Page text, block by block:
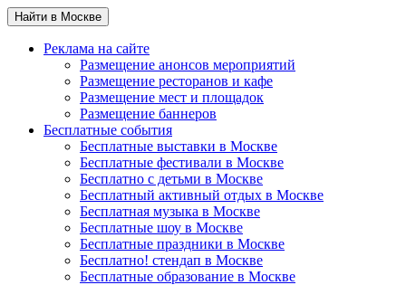
Найти в Москве
Реклама на сайте
Размещение анонсов мероприятий
Размещение ресторанов и кафе
Размещение мест и площадок
Размещение баннеров
Бесплатные события
Бесплатные выставки в Москве
Бесплатные фестивали в Москве
Бесплатно с детьми в Москве
Бесплатный активный отдых в Москве
Бесплатная музыка в Москве
Бесплатные шоу в Москве
Бесплатные праздники в Москве
Бесплатно! стендап в Москве
Бесплатные образование в Москве